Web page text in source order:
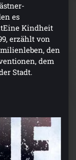
es
Kindheit
erzählt von
den
dem
Stadt.